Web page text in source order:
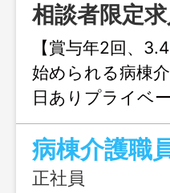
相談者限定
【賞与年2回、
始められる病棟
日ありプライベ
病棟介護職
正社員